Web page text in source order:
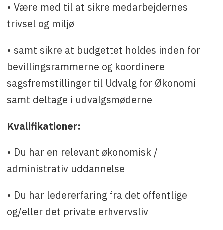
• Være med til at sikre medarbejdernes
trivsel og miljø
• samt sikre at budgettet holdes inden for
bevillingsrammerne og koordinere
sagsfremstillinger til Udvalg for Økonomi
samt deltage i udvalgsmøderne
Kvalifikationer:
• Du har en relevant økonomisk /
administrativ uddannelse
• Du har ledererfaring fra det offentlige
og/eller det private erhvervsliv